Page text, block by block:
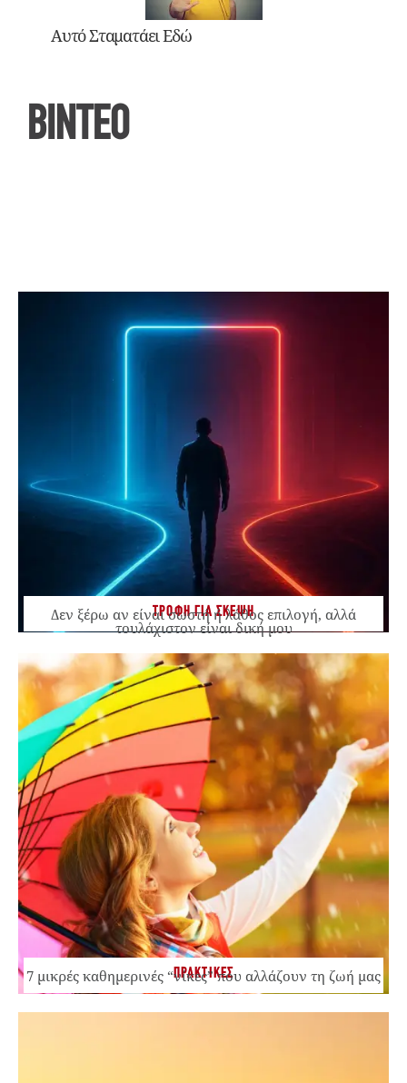
Αυτό Σταματάει Εδώ
ΒΙΝΤΕΟ
ΤΡΟΦΗ ΓΙΑ ΣΚΕΨΗ
Δεν ξέρω αν είναι σωστή ή λάθος επιλογή, αλλά
τουλάχιστον είναι δική μου
ΠΡΑΚΤΙΚΕΣ
7 μικρές καθημερινές “νίκες” που αλλάζουν τη ζωή μας